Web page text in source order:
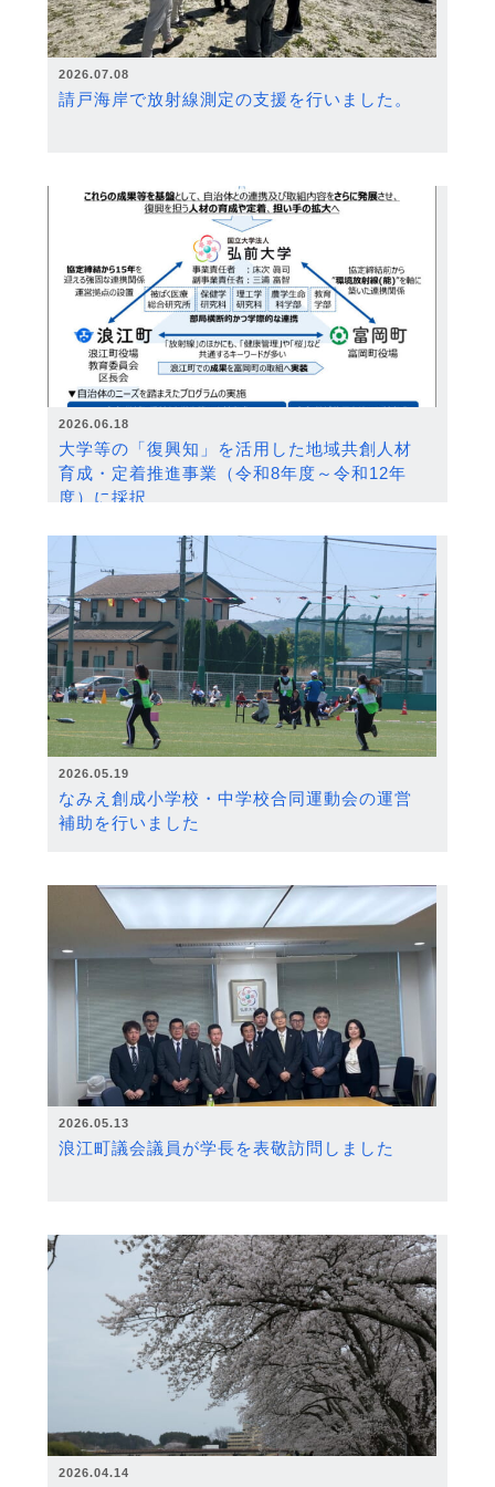
2026.07.08
請戸海岸で放射線測定の支援を行いました。
2026.06.18
大学等の「復興知」を活用した地域共創人材
育成・定着推進事業（令和8年度～令和12年
度）に採択
2026.05.19
なみえ創成小学校・中学校合同運動会の運営
補助を行いました
2026.05.13
浪江町議会議員が学長を表敬訪問しました
2026.04.14